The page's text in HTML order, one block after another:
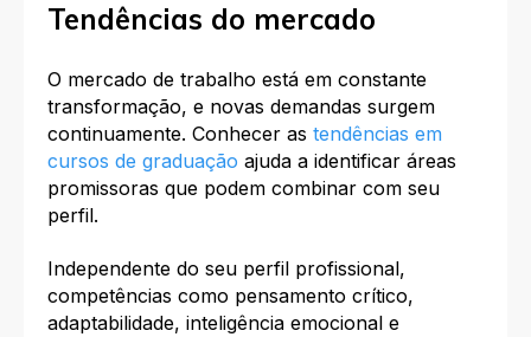
Tendências do mercado
O mercado de trabalho está em constante
transformação, e novas demandas surgem
continuamente. Conhecer as tendências em
cursos de graduação ajuda a identificar áreas
promissoras que podem combinar com seu
perfil.​
Independente do seu perfil profissional,
competências como pensamento crítico,
adaptabilidade, inteligência emocional e